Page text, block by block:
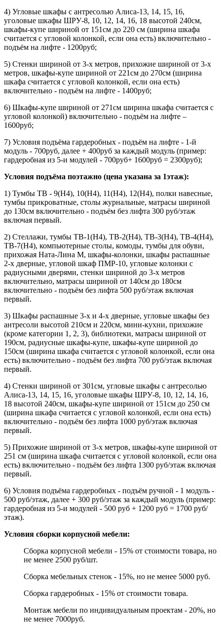
4) Угловые шкафы с антресолью Алиса-13, 14, 15, 16,
уголовые шкафы ШРУ-8, 10, 12, 14, 16, 18 высотой 240см,
шкафы-купе шириной от 151см до 220 см (ширина шкафа
считается с угловой колонкой, если она есть) включительно -
подъём на лифте - 1200руб;
5) Стенки шириной от 3-х метров, прихожие шириной от 3-х
метров, шкафы-купе шириной от 221см до 270см (ширина
шкафа считается с угловой колонкой, если она есть)
включительно - подъём на лифте - 1400руб;
6) Шкафы-купе шириной от 271см ширина шкафа считается с
угловой колонкой) включительно - подъём на лифте –
1600руб;
7) Условия подъёма гардеробных - подъём на лифте - 1-й
модуль - 700руб, далее + 400руб за каждый модуль (пример:
гардеробная из 5-и модулей - 700руб+ 1600руб = 2300руб);
Условия подъёма поэтажно (цена указана за 1этаж):
1) Тумбы ТВ - 9(Н4), 10(Н4), 11(Н4), 12(Н4), полки навесные,
тумбы прикроватные, столы журнальные, матрасы шириной
до 130см включительно - подъём без лифта 300 руб/этаж
включая первый.
2) Стеллажи, тумбы ТВ-1(Н4), ТВ-2(Н4), ТВ-3(Н4), ТВ-4(Н4),
ТВ-7(Н4), компьютерные столы, комоды, тумбы для обуви,
прихожая Ната-Лина М, шкафы-колонки, шкафы распашные
2-х дверные, угловой шкаф ПМР-10, угловые колонки с
радиусными дверями, стенки шириной до 3-х метров
включительно, матрасы шириной от 140см до 180см
включительно - подъём без лифта 500 руб/этаж включая
первый.
3) Шкафы распашные 3-х и 4-х дверные, угловые шкафы без
антресоли высотой 210см и 220см, мини-кухни, прихожие
(кроме категории 1, 2, 3), библиотеки, матрасы шириной от
190см, радиусные шкафы-купе, шкафы-купе шириной до
150см (ширина шкафа считается с угловой колонкой, если она
есть) включительно - подъём без лифта 700 руб/этаж включая
первый.
4) Стенки шириной от 301см, угловые шкафы с антресолью
Алиса-13, 14, 15, 16, уголовые шкафы ШРУ-8, 10, 12, 14, 16,
18 высотой 240см, шкафы-купе шириной от 151см до 250 см
(ширина шкафа считается с угловой колонкой, если она есть)
включительно - подъём без лифта 1000 руб/этаж включая
первый.
5) Прихожие шириной от 3-х метров, шкафы-купе шириной от
251 см (ширина шкафа считается с угловой колонкой, если она
есть) включительно - подъём без лифта 1300 руб/этаж включая
первый.
6) Условия подъёма гардеробных - подъём ручной - 1 модуль -
500 руб/этаж, далее + 300 руб/этаж за каждый модуль (пример:
гардеробная из 5-и модулей - 500 руб + 1200 руб = 1700 руб/
этаж).
Условия сборки корпусной мебели:
Сборка корпусной мебели - 15% от стоимости товара, но
не менее 2500 руб/шт.
Сборка мебельных стенок - 15%, но не менее 5000 руб.
Сборка гардеробных - 15% от стоимости товара.
Монтаж мебели по индивидуальным проектам - 20%, но
не менее 7000руб.